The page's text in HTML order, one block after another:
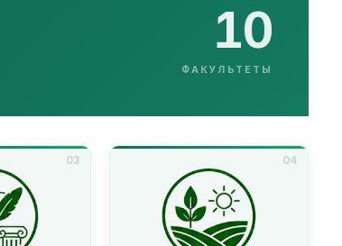
10
ФАКУЛЬТЕТЫ
03 04